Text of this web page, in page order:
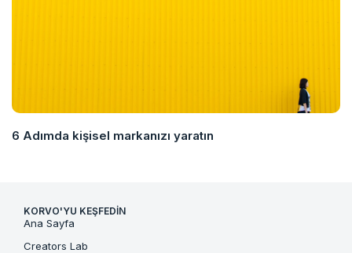
6 Adımda kişisel markanızı yaratın
KORVO'YU KEŞFEDIN
Ana Sayfa
Creators Lab